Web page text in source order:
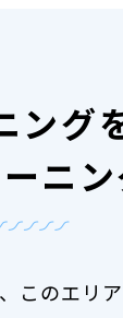
ング
ニ
このエリ